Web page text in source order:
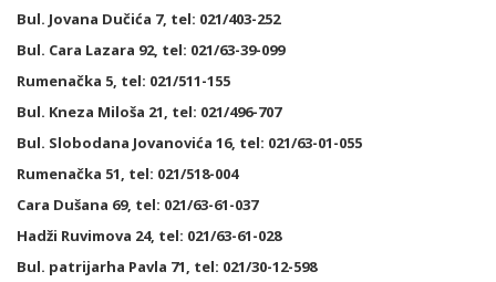
Bul. Jovana Dučića 7, tel: 021/403-252
Bul. Cara Lazara 92, tel: 021/63-39-099
Rumenačka 5, tel: 021/511-155
Bul. Kneza Miloša 21, tel: 021/496-707
Bul. Slobodana Jovanovića 16, tel: 021/63-01-055
Rumenačka 51, tel: 021/518-004
Cara Dušana 69, tel: 021/63-61-037
Hadži Ruvimova 24, tel: 021/63-61-028
Bul. patrijarha Pavla 71, tel: 021/30-12-598